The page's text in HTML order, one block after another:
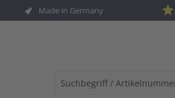
Made in Germany